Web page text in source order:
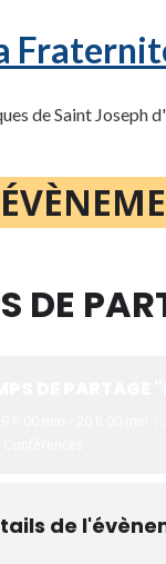
de Saint Joseph
DE
de